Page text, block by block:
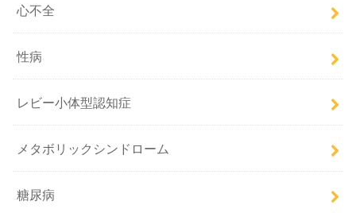
心不全
性病
レビー小体型認知症
メタボリックシンドローム
糖尿病